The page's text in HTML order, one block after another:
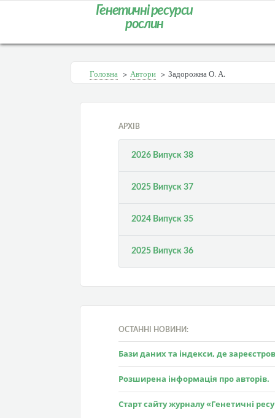
Генетичні ресурси
рослин
Головна > Автори > Задорожна О. А.
АРХІВ
2026 Випуск 38
2025 Випуск 37
2024 Випуск 35
2025 Випуск 36
ОСТАННІ НОВИНИ:
Бази даних та індекси, де
Розширена інформація про авторів.
Старт сайту журналу «Генетичні